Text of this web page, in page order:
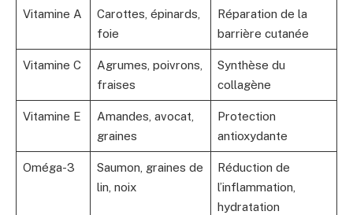
Vitamine A
Carottes, épinards,
foie
Réparation de la
barrière cutanée
Vitamine C
Agrumes, poivrons,
fraises
Synthèse du
collagène
Vitamine E
Amandes, avocat,
graines
Protection
antioxydante
Oméga-3
Saumon, graines de
lin, noix
Réduction de
l’inflammation,
hydratation